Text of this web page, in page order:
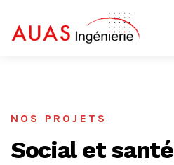
NOS PROJETS
Social et santé